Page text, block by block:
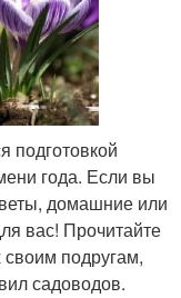
подготовкой
года. Если вы
домашние или
вас! Прочитайте
подругам,
садоводов.